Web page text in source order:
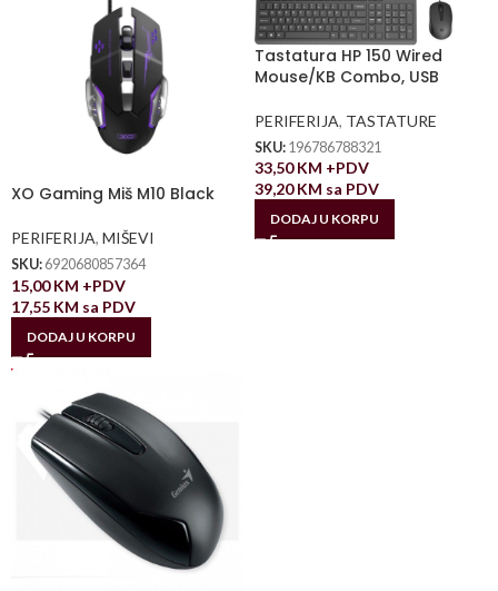
XO Gaming Miš M10 Black
PERIFERIJA, MIŠEVI
SKU: 6920680857364
15,00KM +PDV
17,55 KM sa PDV
DODAJ U KORPU
Tastatura HP 150 Wired
Mouse/KB Combo, USB
PERIFERIJA, TASTATURE
SKU: 196786788321
33,50KM +PDV
39,20KM sa PDV
DODAJ U KORPU